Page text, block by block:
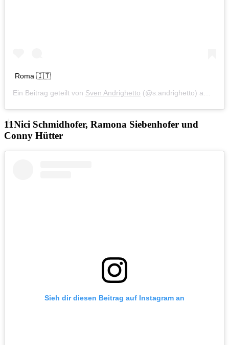
Roma 🇮🇹
Ein Beitrag geteilt von Sven Andrighetto (@s.andrighetto) am
Nici Schmidhofer, Ramona Siebenhofer und
Conny Hütter
Sieh dir diesen Beitrag auf Instagram an